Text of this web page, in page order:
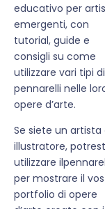
educativo per
emergenti, con
tutorial, guide e
consigli su come
utilizzare vari tipi di
pennarelli nelle
opere d’arte.
Se siete un artista
illustratore,
utilizzare
per mostrare il
portfolio di opere